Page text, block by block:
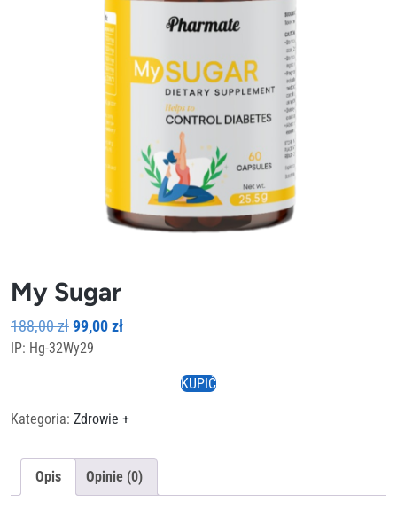
My Sugar
188,00złPierwotna
cena
99,00złAktualna
IP: Hg-32Wy29
KUPIĆ
Kategoria: Zdrowie +
Opis Opinie (0)